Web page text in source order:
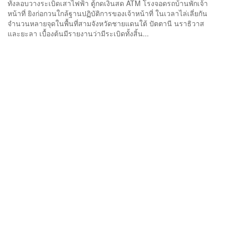
ทั้งลอบวางระเบิดเสาไฟฟ้า ตู้กดเงินสด ATM โรงจอดรถบ้านพักเจ้า
หน้าที่ ยิงก่อกวนใกล้ฐานปฏิบัติการของเจ้าหน้าที่ ในเวลาไล่เลี่ยกัน
จำนวนหลายจุดในพื้นที่สามจังหวัดชายแดนใต้ ปัตตานี นราธิวาส
และยะลา เบื้องต้นมีรายงานว่ามีระเบิดทั้งสิ้น...